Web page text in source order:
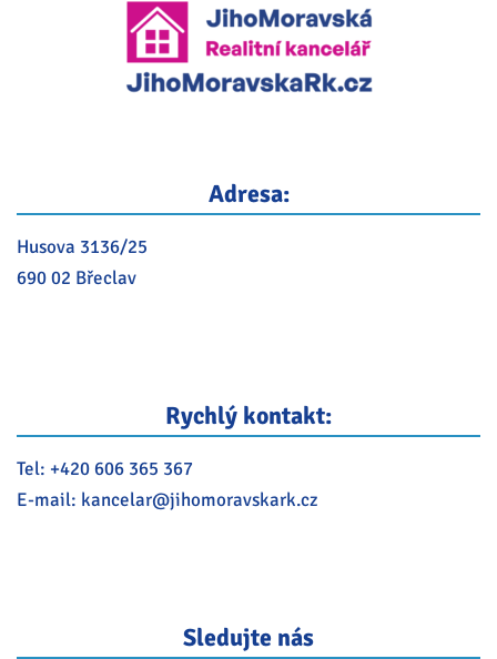
Adresa:
Husova 3136/25
690 02 Břeclav
Rychlý kontakt:
Tel: +420 606 365 367
E-mail: kancelar@jihomoravskark.cz
Sledujte nás